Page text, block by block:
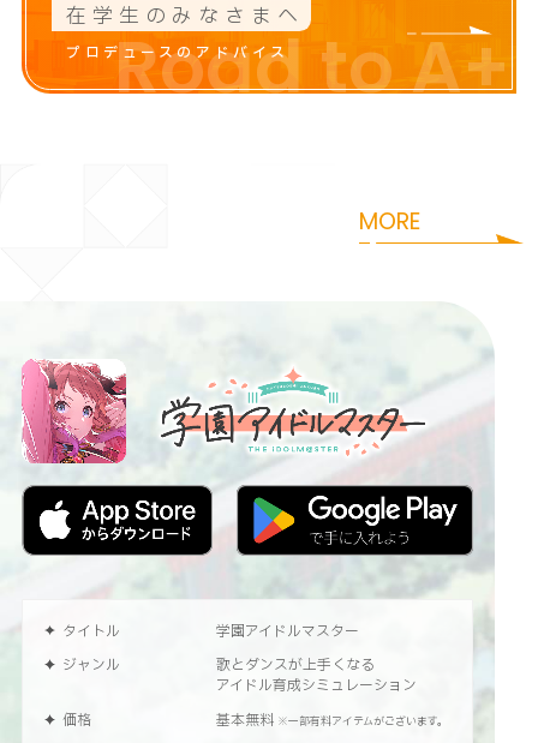
Road to A+
在学生のみなさまへ
プロデュースのアドバイス
花海
咲季
MORE
タイトル
学園アイドルマスター
ジャンル
歌とダンスが上手くなる
アイドル育成シミュレーション
価格
基本無料 ※一部有料アイテムがございます。